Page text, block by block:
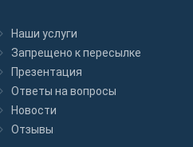
Наши услуги
Запрещено к пересылкe
Презентация
Ответы на вопросы
Новости
Отзывы